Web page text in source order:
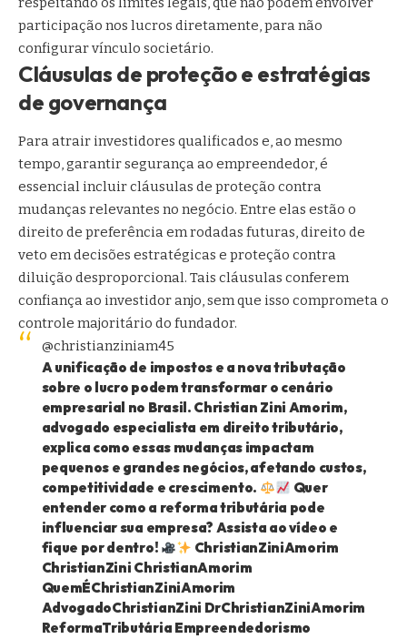
participação nos lucros diretamente, para não
configurar vínculo societário.
Cláusulas de proteção e estratégias
de governança
Para atrair investidores qualificados e, ao mesmo
tempo, garantir segurança ao empreendedor, é
essencial incluir cláusulas de proteção contra
mudanças relevantes no negócio. Entre elas estão o
direito de preferência em rodadas futuras, direito de
veto em decisões estratégicas e proteção contra
diluição desproporcional. Tais cláusulas conferem
confiança ao investidor anjo, sem que isso comprometa o
controle majoritário do fundador.
@christianziniam45
A unificação de impostos e a nova tributação
sobre o lucro podem transformar o cenário
empresarial no Brasil. Christian Zini Amorim,
advogado especialista em direito tributário,
explica como essas mudanças impactam
pequenos e grandes negócios, afetando custos,
competitividade e crescimento.
Quer
entender como a reforma tributária pode
influenciar sua empresa? Assista ao vídeo e
fique por dentro!
ChristianZiniAmorim
ChristianZini ChristianAmorim
QuemÉChristianZiniAmorim
AdvogadoChristianZini DrChristianZiniAmorim
ReformaTributária Empreendedorismo